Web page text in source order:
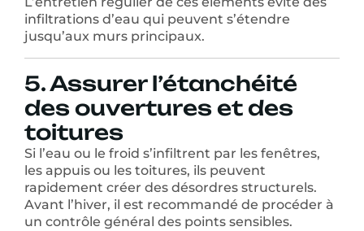
infiltrations d’eau qui peuvent s’étendre
jusqu’aux murs principaux.
5. Assurer l’étanchéité
des ouvertures et des
toitures
Si l’eau ou le froid s’infiltrent par les fenêtres,
les appuis ou les toitures, ils peuvent
rapidement créer des désordres structurels.
Avant l’hiver, il est recommandé de procéder à
un contrôle général des points sensibles.